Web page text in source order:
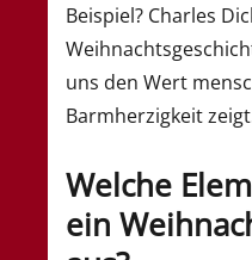
Beispiel? Charles
uns den Wert
Barmherzigkeit
Welche
ein